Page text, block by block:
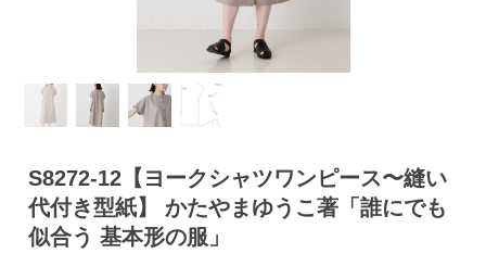
S8272-12【ヨークシャツワンピース〜縫い
代付き型紙】 かたやまゆうこ著「誰にでも
似合う 基本形の服」